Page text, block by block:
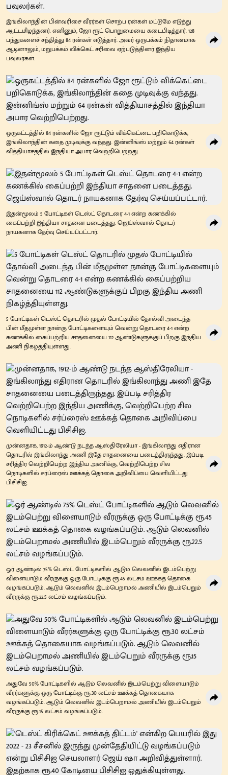
இங்கிலாந்தின் பின்வரிசை வீரர்கள் சொற்ப ரன்கள் மட்டுமே எடுத்து
ஆட்டமிழந்தனர். எனினும், ஜோ ரூட் பொறுமையை கடைபிடித்தார். 128
பந்துகளைச் சந்தித்து 84 ரன்கள் எடுத்தார். அவர் ஒருபக்கம் நிதானமாக
ஆடினாலும், மறுபக்கம் விக்கெட் சரிவை ஏற்படுத்தினர் இந்திய
பவுலர்கள்.
ஒருகட்டத்தில் 84 ரன்களில் ஜோ ரூட்டும் விக்கெட்டை பறிகொடுக்க,
இங்கிலாந்தின் கதை முடிவுக்கு வந்தது. இன்னிங்ஸ் மற்றும் 64 ரன்கள்
வித்தியாசத்தில் இந்தியா அபார வெற்றிபெற்றது.
இதன்மூலம் 5 போட்டிகள் டெஸ்ட் தொடரை 4-1 என்ற கணக்கில்
கைப்பற்றி இந்தியா சாதனை படைத்தது. ஜெய்ஸ்வால் தொடர்
நாயகனாக தேர்வு செய்யப்பட்டார்.
5 போட்டிகள் டெஸ்ட் தொடரில் முதல் போட்டியில் தோல்வி அடைந்த
பின் மீதமுள்ள நான்கு போட்டிகளையும் வென்று தொடரை 4-1 என்ற
கணக்கில் கைப்பற்றிய சாதனையை 112 ஆண்டுகளுக்குப் பிறகு இந்திய
அணி நிகழ்த்தியுள்ளது.
முன்னதாக, 1912-ம் ஆண்டு நடந்த ஆஸ்திரேலியா - இங்கிலாந்து எதிரான
தொடரில் இங்கிலாந்து அணி இதே சாதனையை படைத்திருந்தது. இப்படி
சரித்திர வெற்றிபெற்ற இந்திய அணிக்கு, வெற்றிபெற்ற சில
நொடிகளில் சர்ப்ரைஸ் ஊக்கத் தொகை அறிவிப்பை வெளியிட்டது
பிசிசிஐ.
ஓர் ஆண்டில் 75% டெஸ்ட் போட்டிகளில் ஆடும் லெவனில் இடம்பெற்று
விளையாடும் வீரருக்கு ஒரு போட்டிக்கு ரூ.45 லட்சம் ஊக்கத் தொகை
வழங்கப்படும். ஆடும் லெவனில் இடம்பெறாமல் அணியில் இடம்பெறும்
வீரருக்கு ரூ.22.5 லட்சம் வழங்கப்படும்.
அதுவே 50% போட்டிகளில் ஆடும் லெவனில் இடம்பெற்று விளையாடும்
வீரர்களுக்கு ஒரு போட்டிக்கு ரூ.30 லட்சம் ஊக்கத் தொகையாக
வழங்கப்படும். ஆடும் லெவனில் இடம்பெறாமல் அணியில் இடம்பெறும்
வீரருக்கு ரூ.15 லட்சம் வழங்கப்படும்.